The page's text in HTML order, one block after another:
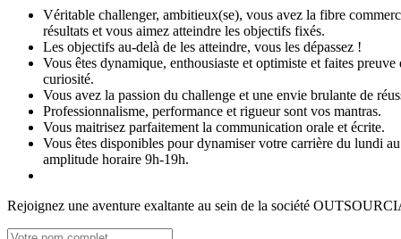
Véritable challenger, ambitieux(se), vous avez la fibre
résultats et vous aimez atteindre les objectifs fixés.
Les objectifs au-delà de les atteindre, vous les dépassez !
Vous êtes dynamique, enthousiaste et optimiste et faites preuve
curiosité.
Vous avez la passion du challenge et une envie brulante de
Professionnalisme, performance et rigueur sont vos mantras.
Vous maitrisez parfaitement la communication orale et écrite.
Vous êtes disponibles pour dynamiser votre carrière du lundi
amplitude horaire 9h-19h.
Rejoignez une aventure exaltante au sein de la société